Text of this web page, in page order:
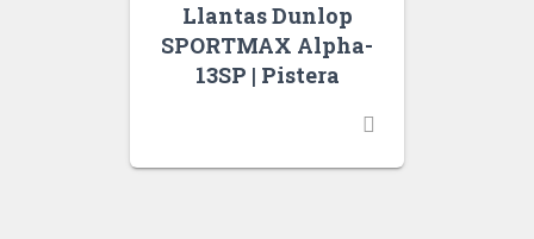
Llantas Dunlop
SPORTMAX Alpha-
13SP | Pistera